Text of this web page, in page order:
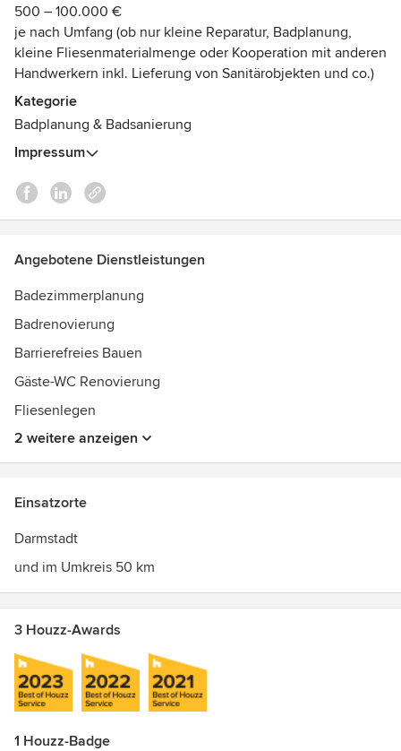
Bauvorhaben.
Wir begleiten Sie persönlich bei der Umsetzung Ihrer
Gestaltungsvorhaben – von der ersten Idee zur konkreten
Planung – von der handwerklichen Leistung bis zur
Bauabnahme.
Anja Fadel, Dipl.-Ing. Architektur der TU Darmstadt und
Melanie Fadel, Dipl.-Betriebswirtin (FH) begrüßen Sie
gerne!
500 – 100.000 €
je nach Umfang (ob nur kleine Reparatur, Badplanung,
kleine Fliesenmaterialmenge oder Kooperation mit anderen
Handwerkern inkl. Lieferung von Sanitärobjekten und co.)
Kategorie
Badplanung & Badsanierung
Impressum
Angebotene Dienstleistungen
Badezimmerplanung
Badrenovierung
Barrierefreies Bauen
Gäste-WC Renovierung
Fliesenlegen
2 weitere anzeigen
Einsatzorte
Darmstadt
und im Umkreis 50 km
3 Houzz-Awards
1 Houzz-Badge